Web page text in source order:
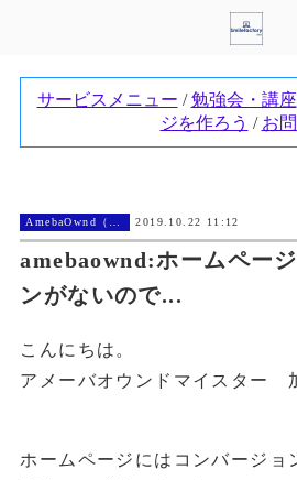
2019.10.22 11:12
amebaownd:ホームペー
ンがないので...
こんにちは。
アメーバオウンドマイスター
ホームページにはコンバージョ